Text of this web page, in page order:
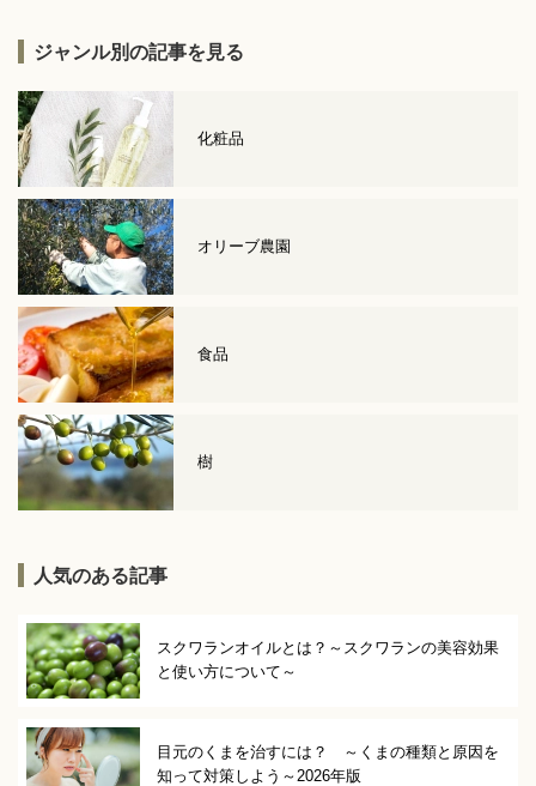
ジャンル別の記事を見る
化粧品
オリーブ農園
食品
樹
人気のある記事
スクワランオイルとは？～スクワランの美容効果
と使い方について～
目元のくまを治すには？ ～くまの種類と原因を
知って対策しよう～2026年版